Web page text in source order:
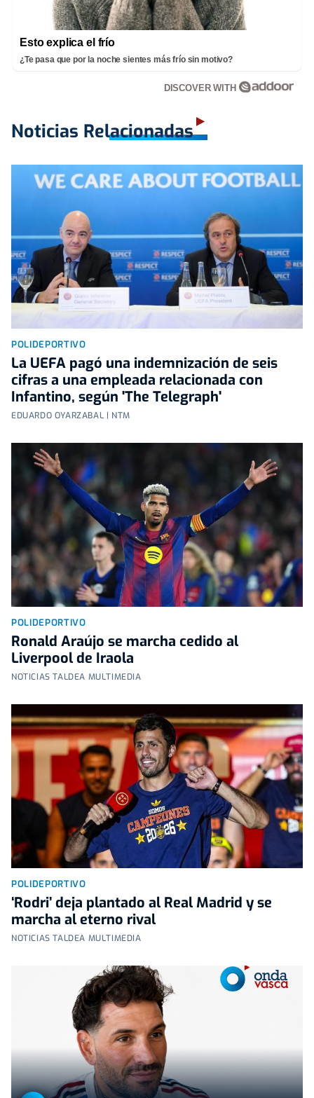
Esto explica el frío
¿Te pasa que por la noche sientes más frío sin motivo?
DISCOVER WITH
Noticias Relacionadas
POLIDEPORTIVO
La UEFA pagó una indemnización de seis
cifras a una empleada relacionada con
Infantino, según 'The Telegraph'
EDUARDO OYARZABAL | NTM
POLIDEPORTIVO
Ronald Araújo se marcha cedido al
Liverpool de Iraola
NOTICIAS TALDEA MULTIMEDIA
POLIDEPORTIVO
‘Rodri’ deja plantado al Real Madrid y se
marcha al eterno rival
NOTICIAS TALDEA MULTIMEDIA